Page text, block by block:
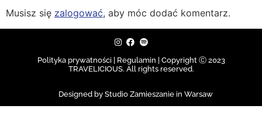
Musisz się zalogować, aby móc dodać komentarz.
Polityka prywatności | Regulamin | Copyright Ⓒ 2023
TRAVELICIOUS. All rights reserved.
Designed by Studio Zamieszanie in Warsaw